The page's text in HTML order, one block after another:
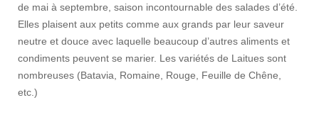
de mai à septembre, saison incontournable des salades d’été.
Elles plaisent aux petits comme aux grands par leur saveur
neutre et douce avec laquelle beaucoup d’autres aliments et
condiments peuvent se marier. Les variétés de Laitues sont
nombreuses (Batavia, Romaine, Rouge, Feuille de Chêne,
etc.)